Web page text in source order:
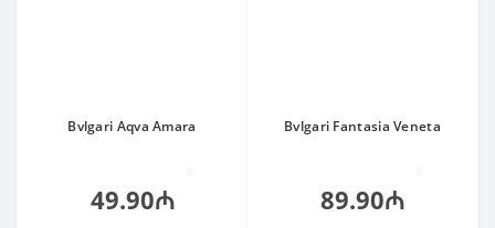
Bvlgari Aqva Amara
49.90₼
Bvlgari Fantasia Veneta
89.90₼